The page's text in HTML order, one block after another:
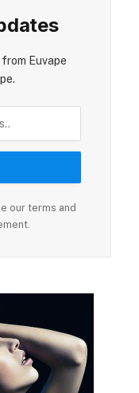
Euvape
our terms and